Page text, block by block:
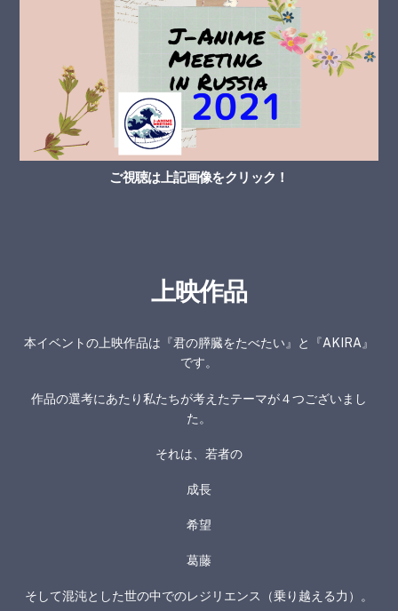
ご視聴は上記画像をクリック！
上映作品
本イベントの上映作品は『君の膵臓をたべたい』と『AKIRA』
です。
作品の選考にあたり私たちが考えたテーマが４つございまし
た。
それは、若者の
成長
希望
葛藤
そして混沌とした世の中でのレジリエンス（乗り越える力）。